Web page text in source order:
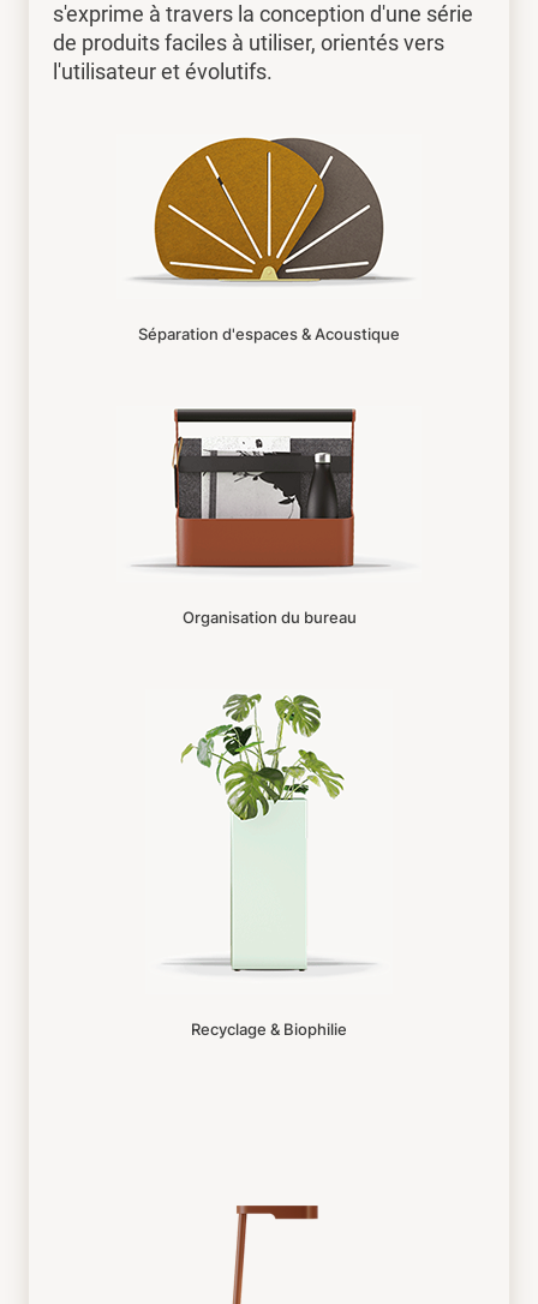
s'exprime à travers la conception d'une série
de produits faciles à utiliser, orientés vers
l'utilisateur et évolutifs.
Séparation d'espaces & Acoustique
Organisation du bureau
Recyclage & Biophilie